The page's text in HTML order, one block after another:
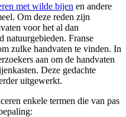
met wilde bijen en andere
Om deze reden zijn
voor het al dan
natuurgebieden. Franse
zulke handvaten te vinden. In
aan om de handvaten
Deze gedachte
uitgewerkt.
enkele termen die van pas